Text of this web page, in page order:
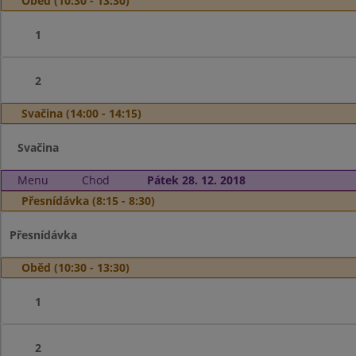
1
2
Svačina (14:00 - 14:15)
Svačina
Menu Chod
Pátek 28. 12. 2018
Přesnídávka (8:15 - 8:30)
Přesnídávka
Oběd (10:30 - 13:30)
1
2